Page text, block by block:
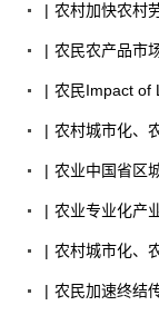
农村
| 加快农村
农民
| 农产品市
农民
| Impact of
农村
| 城市化、
农业
| 中国省区
农业
| 专业化产
农村
| 城市化、
农民
| 加速终结